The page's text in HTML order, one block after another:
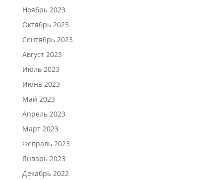
Ноябрь 2023
Октябрь 2023
Сентябрь 2023
Август 2023
Июль 2023
Июнь 2023
Май 2023
Апрель 2023
Март 2023
Февраль 2023
Январь 2023
Декабрь 2022